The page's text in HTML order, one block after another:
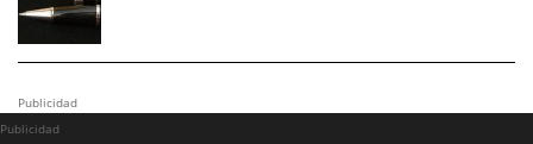
Publicidad
Publicidad